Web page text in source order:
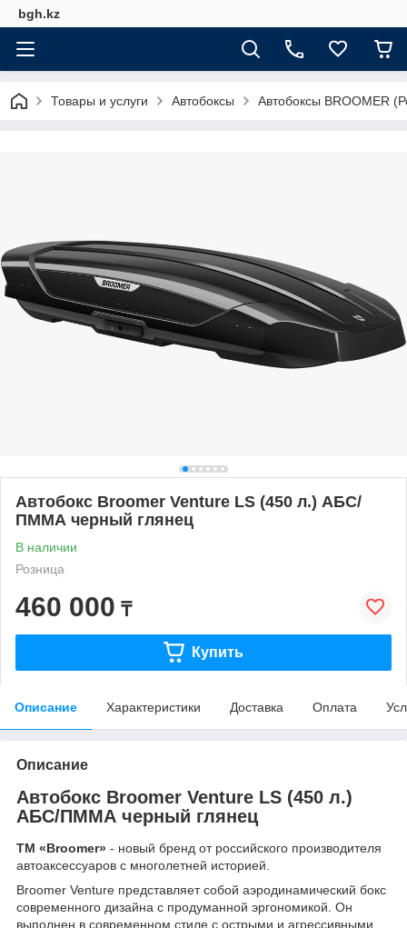
bgh.kz
Товары и услуги Автобоксы Автобоксы BROOMER
Автобокс Broomer Venture LS (450 л.) АБС/
ПММА черный глянец
В наличии
Розница
460 000 ₸
Купить
Описание Характеристики Доставка Оплата
Описание
Автобокс Broomer Venture LS (450 л.)
АБС/ПММА черный глянец
ТМ «Broomer» - новый бренд от российского производителя
автоаксессуаров с многолетней историей.
Broomer Venture представляет собой аэродинамический бокс
современного дизайна с продуманной эргономикой. Он
выполнен в современном стиле с острыми и агрессивными